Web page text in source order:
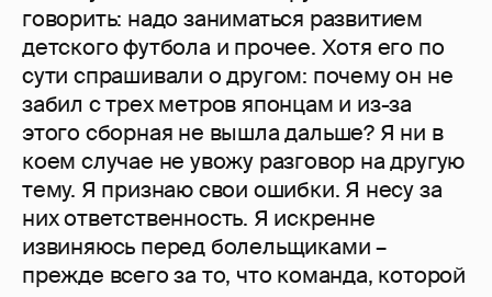
говорить: надо заниматься развитием
детского футбола и прочее. Хотя его по
сути спрашивали о другом: почему он не
забил с трех метров японцам и из-за
этого сборная не вышла дальше? Я ни в
коем случае не увожу разговор на другую
тему. Я признаю свои ошибки. Я несу за
них ответственность. Я искренне
извиняюсь перед болельщиками –
прежде всего за то, что команда, которой